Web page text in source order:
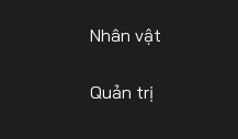
Nhân vật
Quản trị